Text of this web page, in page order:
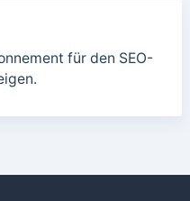
für den SEO-